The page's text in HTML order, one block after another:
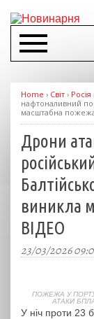
Home › Світ › Росія
нафтоналивний
масштабна
Дрони
виникла
ВІДЕО
23/03/2026
ПОЖЕЖА У
АТАКИ
У ніч проти 23